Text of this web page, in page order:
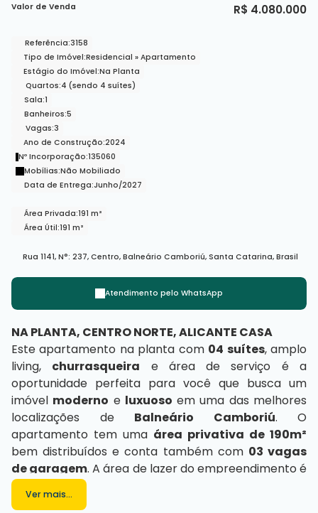
R$ 4.080.000
Valor de Venda
Referência:3158
Tipo de Imóvel:Residencial » Apartamento
Estágio do Imóvel:Na Planta
Quartos:4 (sendo 4 suítes)
Sala:1
Banheiros:5
Vagas:3
Ano de Construção:2024
Nº Incorporação:135060
Mobílias:Não Mobiliado
Data de Entrega:Junho/2027
Área Privada:191 m²
Área Útil:191 m²
Rua 1141,N°: 237,Centro,Balneário Camboriú,Santa Catarina,Brasil
Atendimento pelo WhatsApp
NA PLANTA, CENTRO NORTE, ALICANTE CASA
Este apartamento na planta com 04 suítes, amplo
living, churrasqueira e área de serviço é a
oportunidade perfeita para você que busca um
imóvel moderno e luxuoso em uma das melhores
localizações de Balneário Camboriú. O
apartamento tem uma área privativa de 190m²
bem distribuídos e conta também com 03 vagas
de garagem. A área de lazer do empreendimento é
completa e conta com piscina adulto e infantil, salão
de festas, espaço gourmet, academia, playground,
Ver mais...